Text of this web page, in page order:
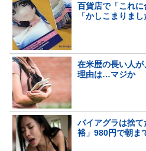
百貨店で「これ
「かしこまりま
在米歴の長い人
理由は…マジか
バイアグラは捨
裕」980円で朝ま